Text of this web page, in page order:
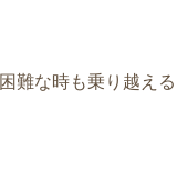
難な時も乗り越える